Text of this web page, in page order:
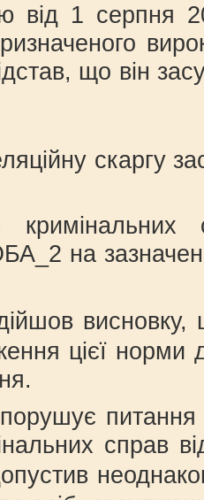
від 1
що він
скаргу
на зазначені
цієї норми
покарання.
питання